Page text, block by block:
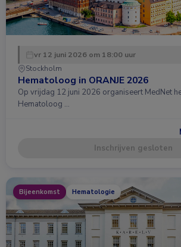
vr 12 juni 2026 om 18:00 uur
Stockholm
Hematoloog in ORANJE 2026
Op vrijdag 12 juni 2026 organiseert MedNet
Hematoloog …
Inschrijven gesloten
Bijeenkomst Hematologie